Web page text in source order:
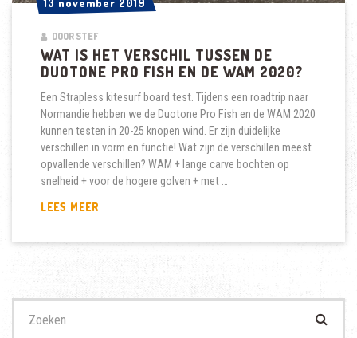
13 november 2019
13 november 2019
DOOR STEF
WAT IS HET VERSCHIL TUSSEN DE
DUOTONE PRO FISH EN DE WAM 2020?
Een Strapless kitesurf board test. Tijdens een roadtrip naar
Normandie hebben we de Duotone Pro Fish en de WAM 2020
kunnen testen in 20-25 knopen wind. Er zijn duidelijke
verschillen in vorm en functie! Wat zijn de verschillen meest
opvallende verschillen? WAM + lange carve bochten op
snelheid + voor de hogere golven + met …
LEES MEER
TUSSEN
DUOTONE
naar: